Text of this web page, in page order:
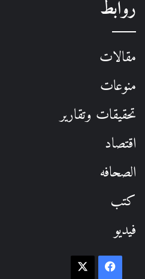
روابط
مقالات
منوعات
تحقيقات وتقارير
اقتصاد
الصحافه
كتب
فيديو
فيسبوك